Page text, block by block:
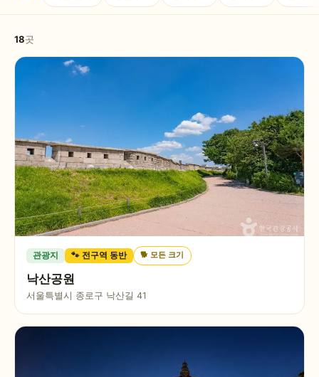
18곳
관광지 🐾 전구역 동반 🐕모든 크기
낙산공원
서울특별시 종로구 낙산길 41